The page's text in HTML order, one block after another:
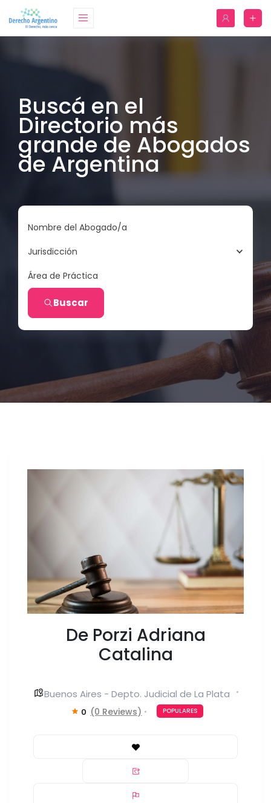
Buscá en el
Directorio más
grande de Abogados
de Argentina
Nombre del Abogado/a
Jurisdicción
Área de Práctica
Buscar
De Porzi Adriana
Catalina
Buenos Aires - Depto. Judicial de La Plata
0 (0 Reviews) POPULARES